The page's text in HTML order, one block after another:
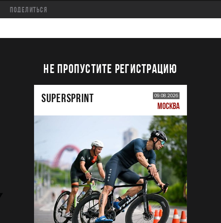
Поделиться
НЕ ПРОПУСТИТЕ РЕГИСТРАЦИЮ
SUPERSPRINT 09.08.2026
МОСКВА